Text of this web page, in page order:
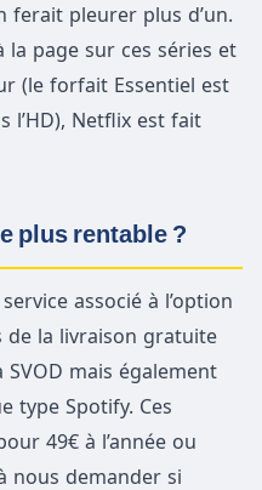
ferait pleurer plus d’un.
la page sur ces séries et
(le forfait Essentiel est
l’HD), Netflix est fait
plus rentable ?
associé à l’option
de la livraison gratuite
mais également
type Spotify. Ces
49€ à l’année ou
nous demander si